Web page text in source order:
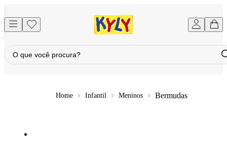
Infantil Meninos Bermudas